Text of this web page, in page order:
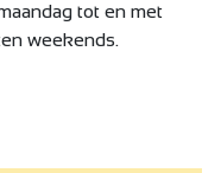
verenigingen,
en de
regio, de kwaliteit
tot en met
weekends.